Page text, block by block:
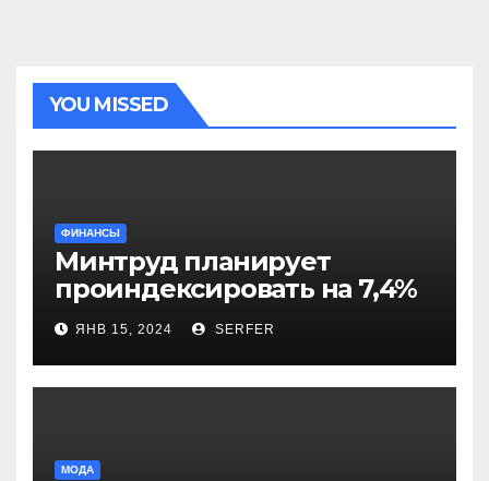
YOU MISSED
ФИНАНСЫ
Минтруд планирует
проиндексировать на 7,4%
более 40 выплат и
компенсаций
ЯНВ 15, 2024 SERFER
МОДА